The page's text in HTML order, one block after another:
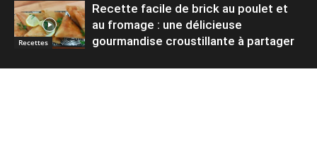
Recettes
Recette facile de brick au poulet et
au fromage : une délicieuse
gourmandise croustillante à partager